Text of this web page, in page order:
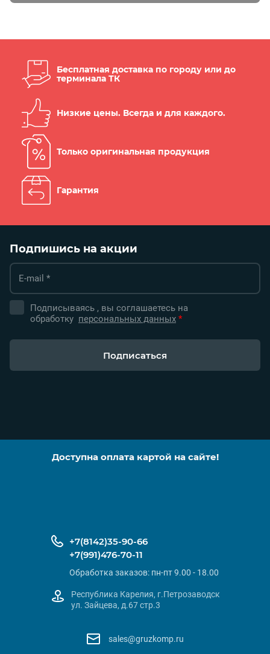
Бесплатная доставка по городу или до
терминала ТК
Низкие цены. Всегда и для каждого.
Только оригинальная продукция
Гарантия
Подпишись на акции
Подписываясь , вы соглашаетесь на
обработку персональных данных *
Подписаться
Доступна оплата картой на сайте!
+7(8142)35-90-66
+7(991)476-70-11
Обработка заказов: пн-пт 9.00 - 18.00
Республика Карелия, г.Петрозаводск
ул. Зайцева, д.67 стр.3
sales@gruzkomp.ru